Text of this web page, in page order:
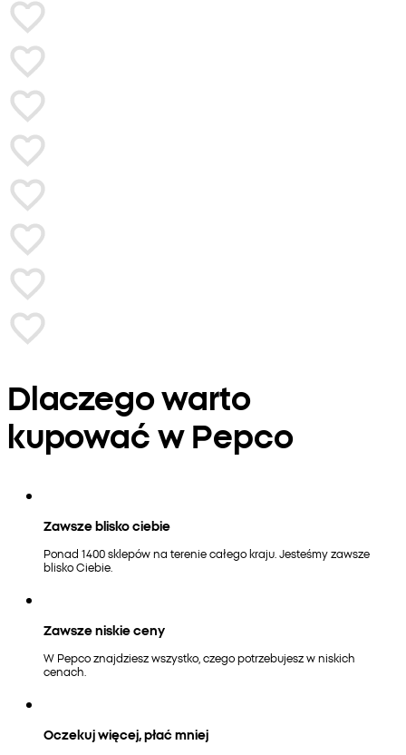
Dlaczego warto
kupować w Pepco
Zawsze blisko ciebie
Ponad 1400 sklepów na terenie całego kraju. Jesteśmy zawsze
blisko Ciebie.
Zawsze niskie ceny
W Pepco znajdziesz wszystko, czego potrzebujesz w niskich
cenach.
Oczekuj więcej, płać mniej